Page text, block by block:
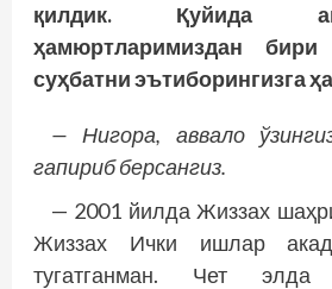
қилдик. Қуйида
ҳамюртларимиздан бири
суҳбатни эътиборингизга
—Нигора, аввало
гапирибберсангиз.
— 2001 йилда Жиззах
Жиззах Ички ишлар
тугатганман. Чет